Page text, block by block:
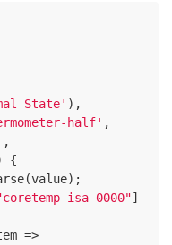
State' ),
half' ,
,
{
isa-0000"]
=>